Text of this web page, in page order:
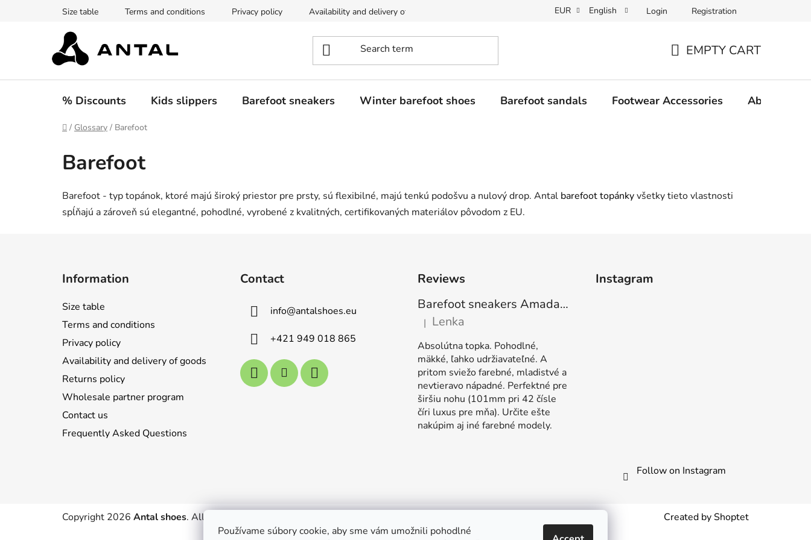
Používame súbory cookie, aby sme vám umožnili pohodlné
Size table Terms and conditions Privacy policy Availability and delivery of goods Wholesale partner program Contact us
EUR English Login Registration
CART
EMPTY CART
% Discounts Kids slippers Barefoot sneakers Winter barefoot shoes Barefoot sandals Footwear Accessories About us
Home
/ Glossary / Barefoot
Barefoot
Barefoot - typ topánok, ktoré majú široký priestor pre prsty, sú flexibilné, majú tenkú podošvu a nulový drop. Antal barefoot topánkyvšetky tieto vlastnosti
spĺňajú a zároveň sú elegantné, pohodlné, vyrobené z kvalitných, certifikovaných materiálov pôvodom z EU.
Information
Size table
Terms and conditions
Privacy policy
Availability and delivery of goods
Returns policy
Wholesale partner program
Contact us
Frequently Asked Questions
Contact
info@antalshoes.eu
+421 949 018 865
Reviews
Barefoot sneakers Amada Tea green
The product rating is 5 out of 5 stars.
| Lenka
Absolútna topka. Pohodlné,
mäkké, ľahko udržiavateľné. A
pritom sviežo farebné, mladistvé a
nevtieravo nápadné. Perfektné pre
širšiu nohu (101mm pri 42 čísle
číri luxus pre mňa). Určite ešte
nakúpim aj iné farebné modely.
Instagram
Follow on Instagram
Created by Shoptet
Copyright 2026 Antal shoes. All rights reserved.